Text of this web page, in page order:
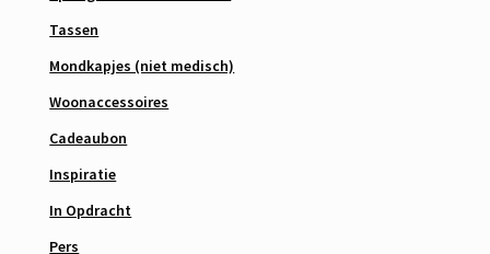
Tassen
Mondkapjes (niet medisch)
Woonaccessoires
Cadeaubon
Inspiratie
In Opdracht
Pers